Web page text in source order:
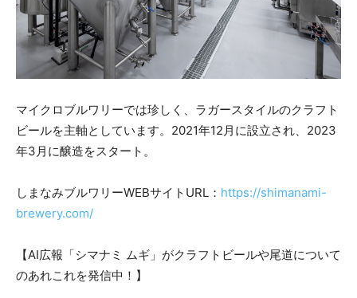
マイクロブルワリーでは珍しく、ラガースタイルのクラフト
ビールを主軸としています。2021年12月に設立され、2023
年3月に醸造をスタート。
しまなみブルワリーWEBサイトURL： https://shimanami-
brewery.com/
【AI広報「シマナミ ムギ」がクラフトビールや尾道について
のあれこれを発信中！】